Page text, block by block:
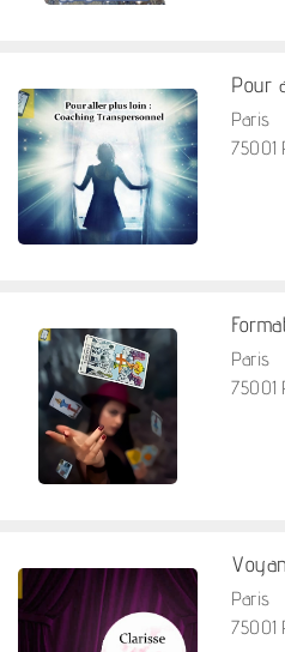
Pour
Paris
75001
Paris
75001
Paris
75001